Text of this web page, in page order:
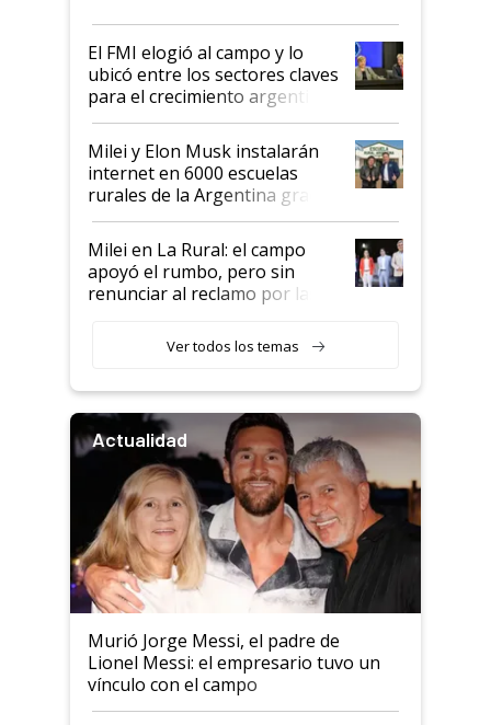
de Milei
El FMI elogió al campo y lo
ubicó entre los sectores claves
para el crecimiento argentino
Milei y Elon Musk instalarán
internet en 6000 escuelas
rurales de la Argentina gracias
a un acuerdo con Starlink
Milei en La Rural: el campo
apoyó el rumbo, pero sin
renunciar al reclamo por las
Ver todos los temas
Actualidad
Murió Jorge Messi, el padre de
Lionel Messi: el empresario tuvo un
vínculo con el campo